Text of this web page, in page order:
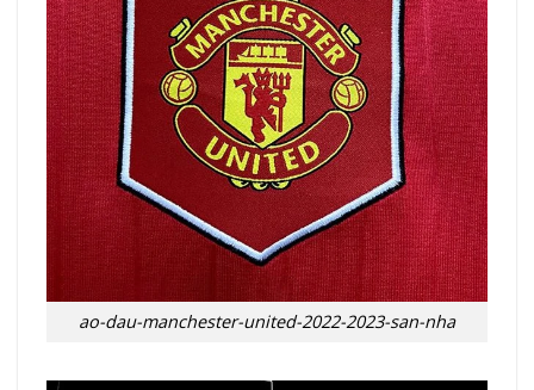
ao-dau-manchester-united-2022-2023-san-nha